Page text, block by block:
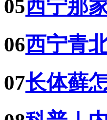
05西宁那
06西宁青
07长体藓